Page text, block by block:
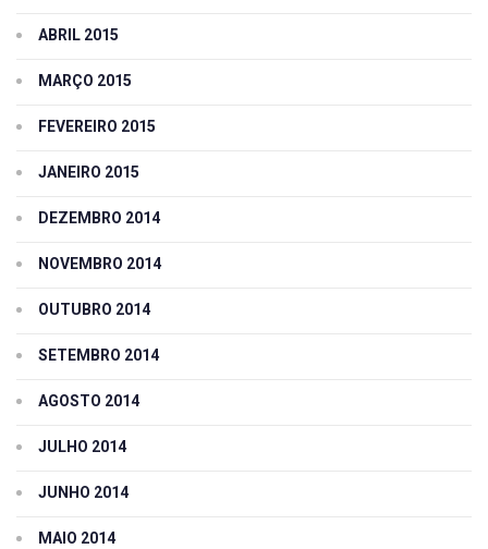
ABRIL 2015
MARÇO 2015
FEVEREIRO 2015
JANEIRO 2015
DEZEMBRO 2014
NOVEMBRO 2014
OUTUBRO 2014
SETEMBRO 2014
AGOSTO 2014
JULHO 2014
JUNHO 2014
MAIO 2014